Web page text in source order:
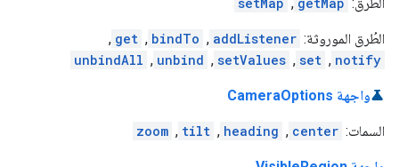
الطُرق الموروثة: addListener
,
bindTo
,
get
,
notify
,
set
,
setValues
,
unbind
,
unbindAll
واجهة CameraOptions
السمات: center
,
heading
,
tilt
,
zoom